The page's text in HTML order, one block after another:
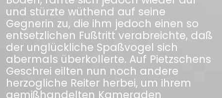
und stürzte wüthend auf seine
Gegnerin zu, die ihm jedoch einen so
entsetzlichen Fußtritt verabreichte, daß
der unglückliche Spaßvogel sich
abermals überkollerte. Auf Pietzschens
Geschrei eilten nun noch andere
herzogliche Reiter herbei, um ihrem
gemißhandelten Kameraden